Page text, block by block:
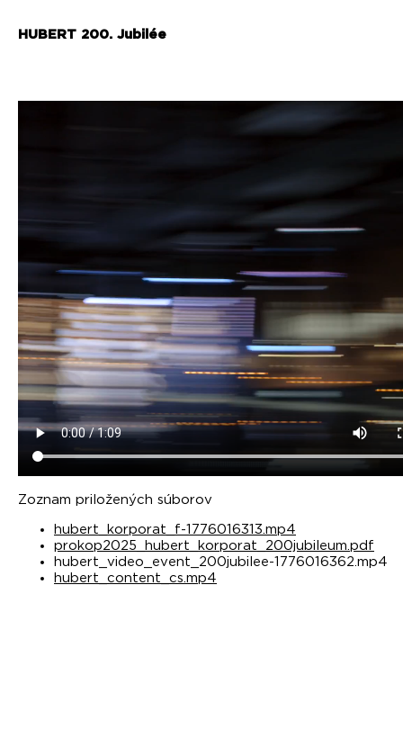
HUBERT 200. Jubilée
Zoznam priložených súborov
hubert_korporat_f-1776016313.mp4
prokop2025_hubert_korporat_200jubileum.pdf
hubert_video_event_200jubilee-1776016362.mp4
hubert_content_cs.mp4